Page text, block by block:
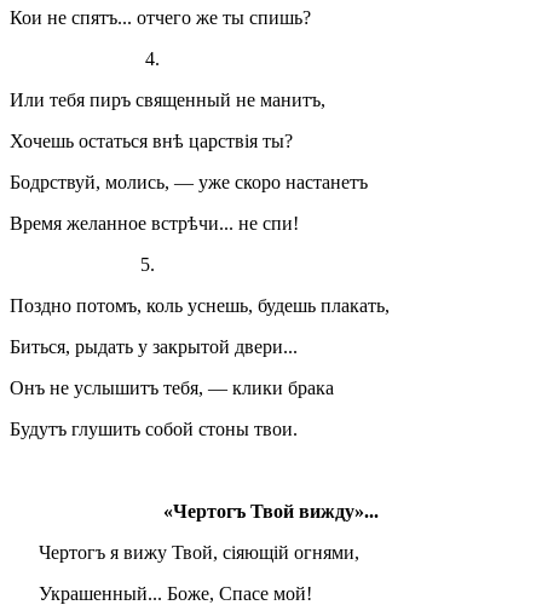
Кои не спятъ... отчего же ты спишь?
4.
Или тебя пиръ священный не манитъ,
Хочешь остаться внѣ царствія ты?
Бодрствуй, молись, — уже скоро настанетъ
Время желанное встрѣчи... не спи!
5.
Поздно потомъ, коль уснешь, будешь плакать,
Биться, рыдать у закрытой двери...
Онъ не услышитъ тебя, — клики брака
Будутъ глушить собой стоны твои.
«Чертогъ Твой вижду»...
Чертогъ я вижу Твой, сіяющій огнями,
Украшенный... Боже, Спасе мой!